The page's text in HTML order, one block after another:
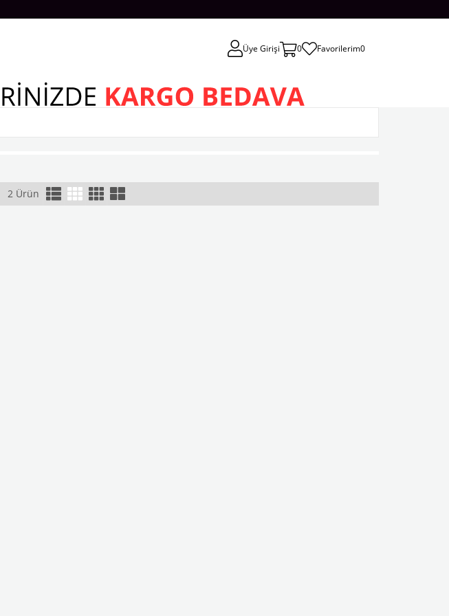
Üye Girişi 0 Favorilerim0
2 Ürün